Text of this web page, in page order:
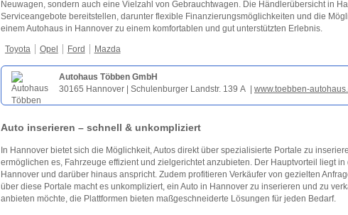
Neuwagen, sondern auch eine Vielzahl von Gebrauchtwagen. Die Händlerübersicht in
Serviceangebote bereitstellen, darunter flexible Finanzierungsmöglichkeiten und die
einem Autohaus in Hannover zu einem komfortablen und gut unterstützten Erlebnis.
Toyota Opel Ford Mazda
Autohaus Többen GmbH
30165 Hannover | Schulenburger Landstr. 139 A | www.toebben-
Auto inserieren – schnell & unkompliziert
In Hannover bietet sich die Möglichkeit, Autos direkt über spezialisierte Portale zu
ermöglichen es, Fahrzeuge effizient und zielgerichtet anzubieten. Der Hauptvorteil liegt
Hannover und darüber hinaus anspricht. Zudem profitieren Verkäufer von gezielten
über diese Portale macht es unkompliziert, ein Auto in Hannover zu inserieren und zu
anbieten möchte, die Plattformen bieten maßgeschneiderte Lösungen für jeden Bedarf.